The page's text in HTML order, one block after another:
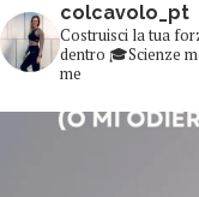
colcavolo_pt
Costruisci la tua
dentro 🎓Scienze
me